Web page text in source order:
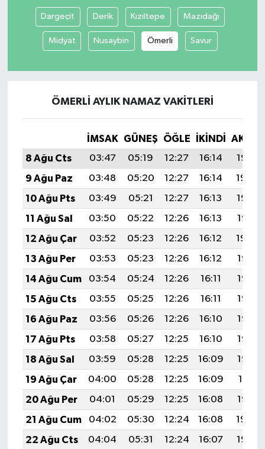
Dargeçit Derik Kızıltepe Mazıdağı
Midyat Nusaybin Ömerli Savur
ÖMERLI AYLIK NAMAZ VAKITLERI
İMSAK GÜNEŞ ÖĞLE İKINDI
8 Ağu Cts
03:47 05:19 12:27 16:14
19:25
9 Ağu Paz
03:48 05:20 12:27 16:14
19:24
10 Ağu Pts
03:49 05:21 12:27 16:13
19:22
11 Ağu Sal
03:50 05:22 12:26 16:13
19:21
12 Ağu Çar
03:52 05:23 12:26 16:12
19:20
13 Ağu Per
03:53 05:23 12:26 16:12
19:19
14 Ağu Cum
03:54 05:24 12:26 16:11
19:18
15 Ağu Cts
03:55 05:25 12:26 16:11
19:17
16 Ağu Paz
03:56 05:26 12:26 16:10
19:15
17 Ağu Pts
03:58 05:27 12:25 16:10
19:14
18 Ağu Sal
03:59 05:28 12:25 16:09
19:13
19 Ağu Çar
04:00 05:28 12:25 16:09
19:11
20 Ağu Per
04:01 05:29 12:25 16:08
19:10
21 Ağu Cum
04:02 05:30 12:24 16:08
19:09
22 Ağu Cts
04:04 05:31 12:24 16:07
19:07
Tüm Makaleler
Son Dakika
Tüm Haberler